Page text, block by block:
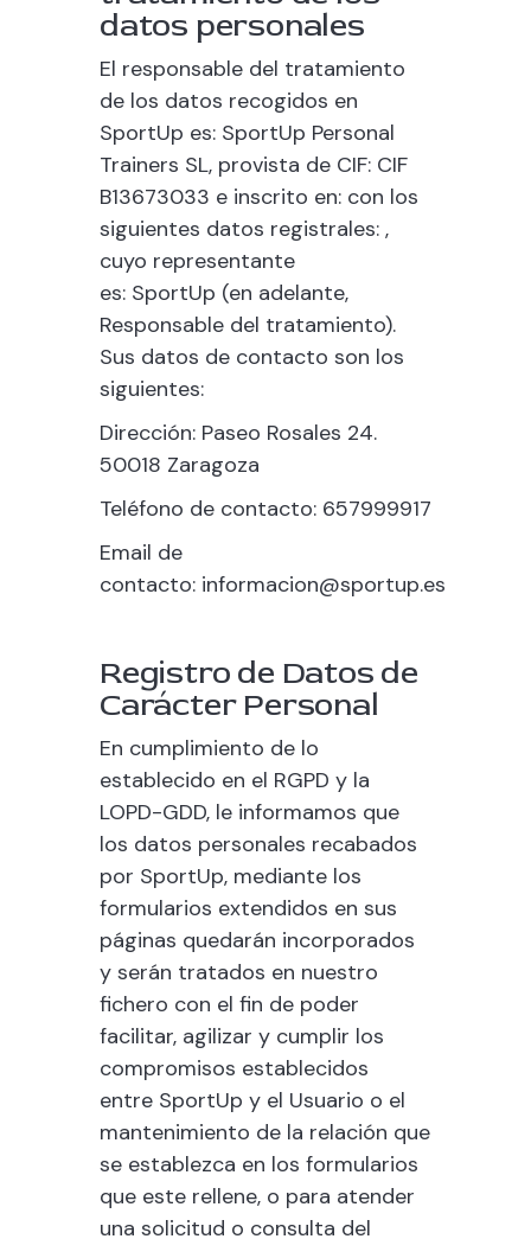
datos personales
El responsable del tratamiento
de los datos recogidos en
SportUp es: SportUp Personal
Trainers SL, provista de CIF: CIF
B13673033 e inscrito en: con los
siguientes datos registrales: ,
cuyo representante
es: SportUp (en adelante,
Responsable del tratamiento).
Sus datos de contacto son los
siguientes:
Dirección: Paseo Rosales 24.
50018 Zaragoza
Teléfono de contacto: 657999917
Email de
contacto: informacion@sportup.es
Registro de Datos de
Carácter Personal
En cumplimiento de lo
establecido en el RGPD y la
LOPD-GDD, le informamos que
los datos personales recabados
por SportUp, mediante los
formularios extendidos en sus
páginas quedarán incorporados
y serán tratados en nuestro
fichero con el fin de poder
facilitar, agilizar y cumplir los
compromisos establecidos
entre SportUp y el Usuario o el
mantenimiento de la relación que
se establezca en los formularios
que este rellene, o para atender
una solicitud o consulta del